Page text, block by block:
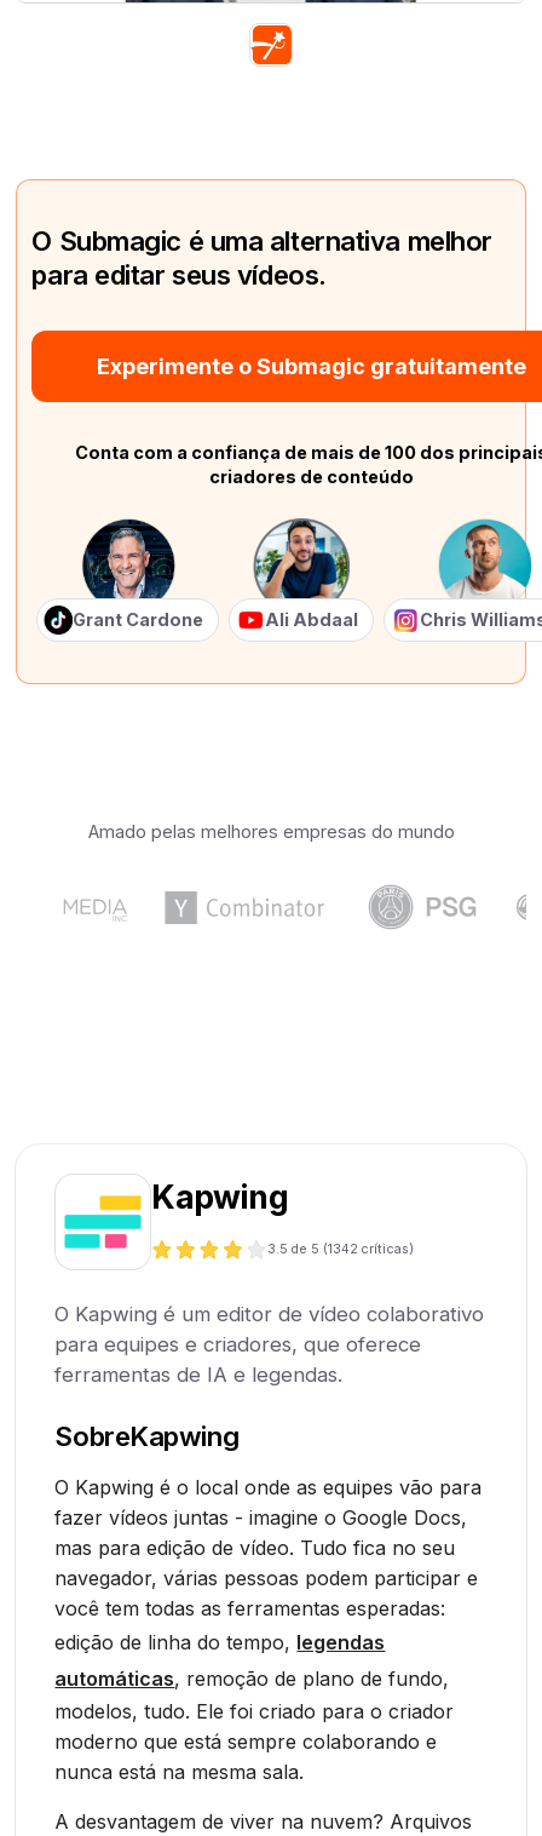
O Submagic é uma alternativa melhor
para editar seus vídeos.
Experimente o Submagic gratuitamente
Conta com a confiança de mais de 100 dos
criadores de conteúdo
Grant Cardone Ali Abdaal Chris
Amado pelas melhores empresas do mundo
Kapwing
3.5 de 5 (1342 críticas)
O Kapwing é um editor de vídeo colaborativo
para equipes e criadores, que oferece
ferramentas de IA e legendas.
SobreKapwing
O Kapwing é o local onde as equipes vão para
fazer vídeos juntas - imagine o Google Docs,
mas para edição de vídeo. Tudo fica no seu
navegador, várias pessoas podem participar e
você tem todas as ferramentas esperadas:
edição de linha do tempo, legendas
automáticas, remoção de plano de fundo,
modelos, tudo. Ele foi criado para o criador
moderno que está sempre colaborando e
nunca está na mesma sala.
A desvantagem de viver na nuvem? Arquivos